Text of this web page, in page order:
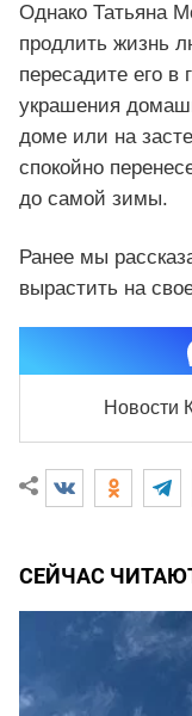
Однако Татьяна
продлить жизнь
пересадите его в
украшения
доме или на
спокойно
до самой зимы.
Ранее мы
вырастить на
Новости
СЕЙЧАС